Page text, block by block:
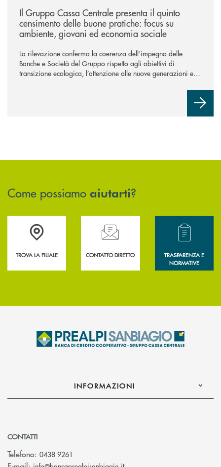
Il Gruppo Cassa Centrale presenta il quinto
censimento delle buone pratiche: focus su
ambiente, giovani ed economia sociale
La rilevazione conferma la coerenza dell’impegno delle
Banche e Società del Gruppo rispetto agli obiettivi di
transizione ecologica, l’attenzione alle nuove generazioni e
attori chiave delle comunità locali. Installate 246 colonnine di
Come possiamo aiutarti?
Accedi all' elenco completo delle filiali .
TROVA LA FILIALE
Hai bisogno di assistenza immediata?
CONTATTO DIRETTO
Hai bisogno di
TRASPARENZA E
NORMATIVE
INFORMAZIONI
CONTATTI
Telefono: 0438 9261